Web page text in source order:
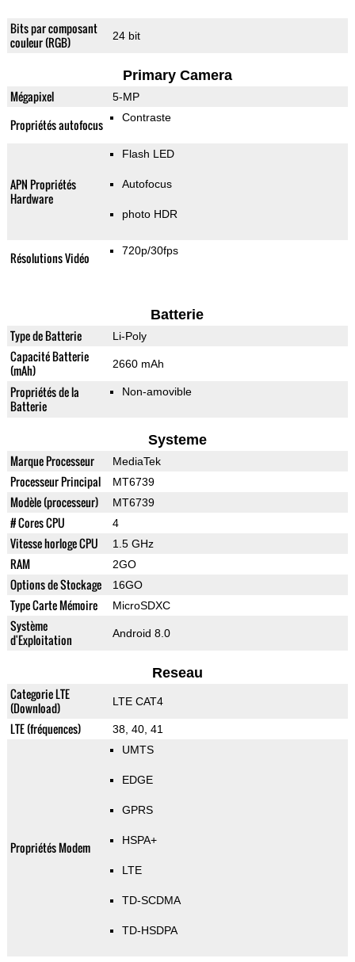
Bits par composant
couleur (RGB)
24 bit
Primary Camera
Mégapixel 5-MP
Propriétés autofocus Contraste
APN Propriétés
Hardware
Flash LED
Autofocus
photo HDR
Résolutions Vidéo 720p/30fps
Batterie
Type de Batterie Li-Poly
Capacité Batterie
(mAh)
2660 mAh
Propriétés de la
Batterie
Non-amovible
Systeme
Marque Processeur MediaTek
Processeur Principal MT6739
Modèle (processeur) MT6739
# Cores CPU 4
Vitesse horloge CPU 1.5 GHz
RAM 2GO
Options de Stockage 16GO
Type Carte Mémoire MicroSDXC
Système
d'Exploitation
Android 8.0
Reseau
Categorie LTE
(Download)
LTE CAT4
LTE (fréquences) 38, 40, 41
Propriétés Modem
UMTS
EDGE
GPRS
HSPA+
LTE
TD-SCDMA
TD-HSDPA